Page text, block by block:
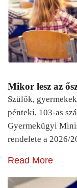
Mikor lesz az
Szülők,
pénteki, 103-as
Gyermekügyi
rendelete a 2026/
Read More